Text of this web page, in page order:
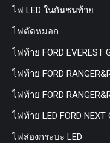
ไฟ LED ในกันชนท้าย
ไฟตัดหมอก
ไฟท้าย FORD EVEREST
ไฟท้าย FORD
ไฟท้าย FORD
ไฟท้าย LED FORD NEXT
ไฟส่องกระบะ LED